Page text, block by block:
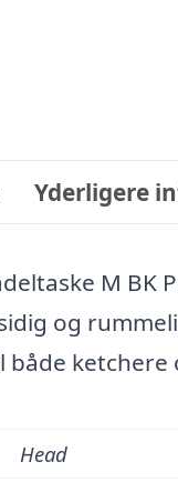
Yderligere
M
og
ketchere
Head